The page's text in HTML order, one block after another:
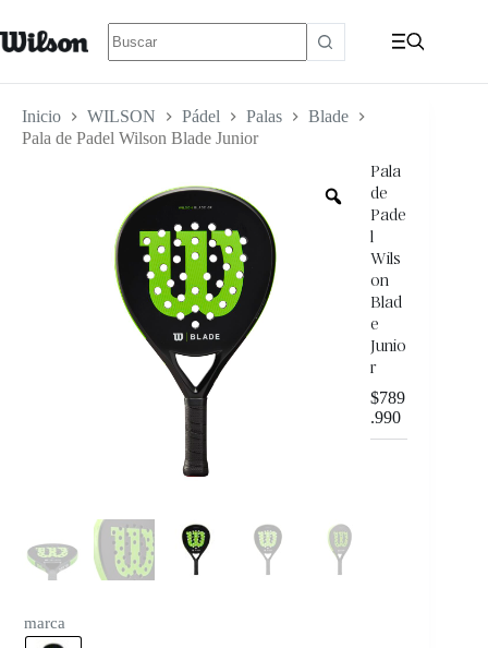
Inicio WILSON Pádel Palas
Blade
Pala de Padel Wilson Blade Junior
Pala
de
Pade
l
Wils
on
Blad
e
Junio
r
$789
.990
marca